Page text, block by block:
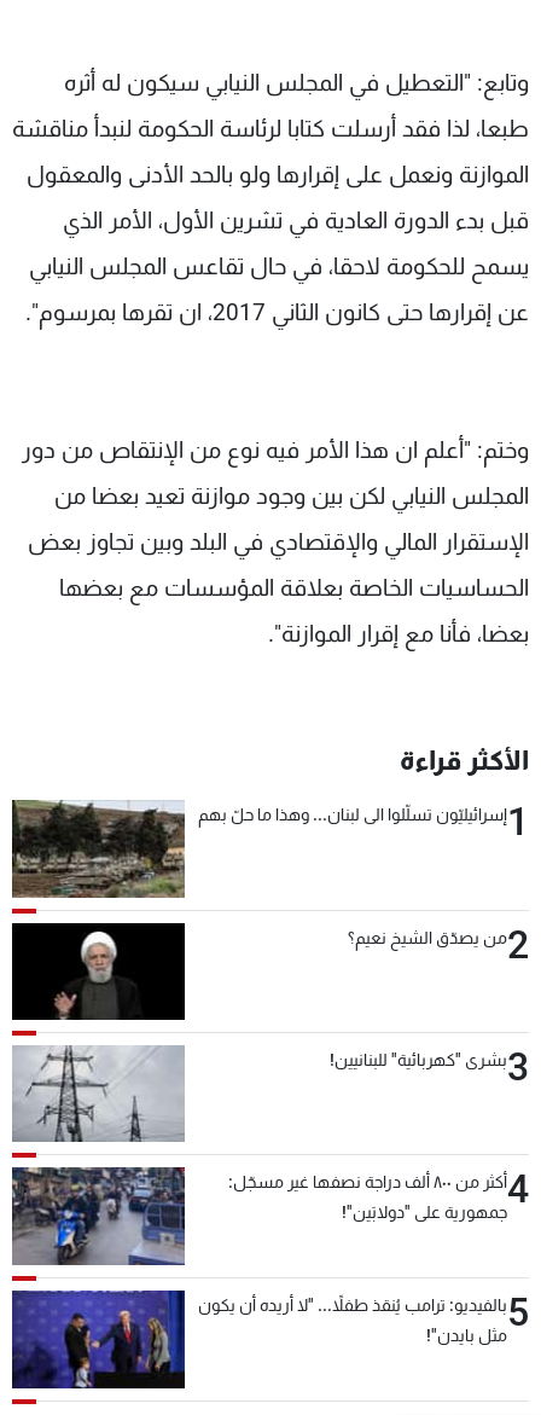
وتابع: "التعطيل في المجلس النيابي سيكون له أثره
طبعا، لذا فقد أرسلت كتابا لرئاسة الحكومة لنبدأ مناقشة
الموازنة ونعمل على إقرارها ولو بالحد الأدنى والمعقول
قبل بدء الدورة العادية في تشرين الأول، الأمر الذي
يسمح للحكومة لاحقا، في حال تقاعس المجلس النيابي
عن إقرارها حتى كانون الثاني 2017، ان تقرها بمرسوم".
وختم: "أعلم ان هذا الأمر فيه نوع من الإنتقاص من دور
المجلس النيابي لكن بين وجود موازنة تعيد بعضا من
الإستقرار المالي والإقتصادي في البلد وبين تجاوز بعض
الحساسيات الخاصة بعلاقة المؤسسات مع بعضها
بعضا، فأنا مع إقرار الموازنة".
الأكثر قراءة
1إسرائيليّون تسلّلوا الى لبنان... وهذا ما حلّ بهم
2من يصدّق الشيخ نعيم؟
3بشرى "كهربائية" للبنانيين!
4
أكثر من ٨٠٠ ألف دراجة نصفها غير مسجّل:
جمهورية على "دولابَين"!
5بالفيديو: ترامب يُنقذ طفلاً... "لا أريده أن يكون
مثل بايدن"!